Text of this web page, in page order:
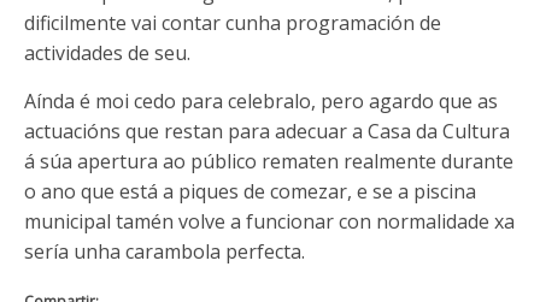
dificilmente vai contar cunha programación de
actividades de seu.
Aínda é moi cedo para celebralo, pero agardo que as
actuacións que restan para adecuar a Casa da Cultura
á súa apertura ao público rematen realmente durante
o ano que está a piques de comezar, e se a piscina
municipal tamén volve a funcionar con normalidade xa
sería unha carambola perfecta.